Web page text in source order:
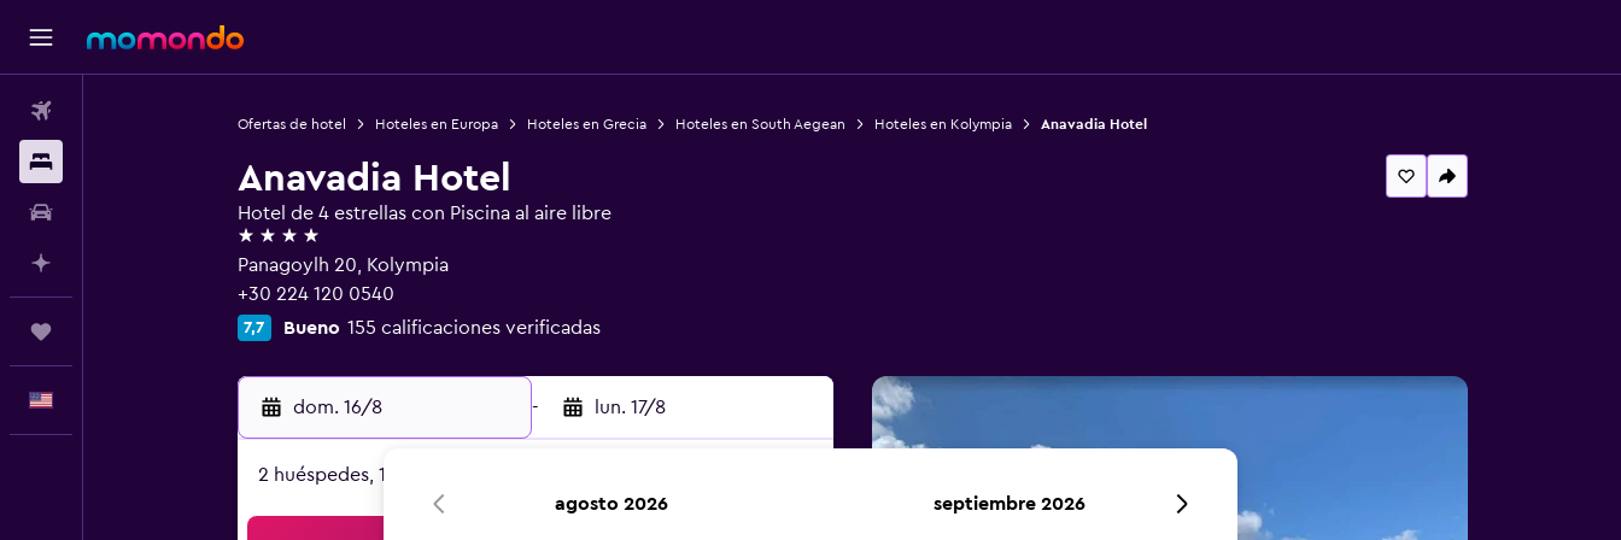
Ofertas de hotel Hoteles en Europa Hoteles en Grecia Hoteles en South Aegean Hoteles en Kolympia Anavadia Hotel
Anavadia Hotel
Hotel de 4 estrellas con Piscina al aire libre
4 estrellas
Panagoylh 20, Kolympia
+30 224 120 0540
7,7 Bueno 155 calificaciones verificadas
dom. 16/8 - lun. 17/8
2 huéspedes, 1 habitación
agosto 2026 septiembre 2026